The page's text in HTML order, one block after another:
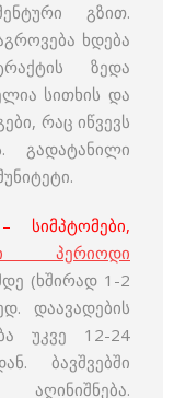
გზით.
ხდება
ზედა
სითხის და
რაც იწვევს
გადატანილი
პერიოდი
(ხშირად 1-2
დაავადების
უკვე 12-24
ბავშვებში